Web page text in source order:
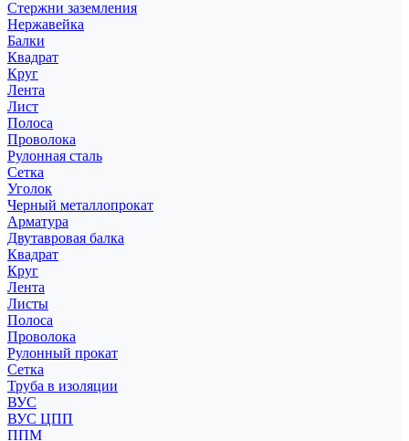
Стержни заземления
Нержавейка
Балки
Квадрат
Круг
Лента
Лист
Полоса
Проволока
Рулонная сталь
Сетка
Уголок
Черный металлопрокат
Арматура
Двутавровая балка
Квадрат
Круг
Лента
Листы
Полоса
Проволока
Рулонный прокат
Сетка
Труба в изоляции
ВУС
ВУС ЦПП
ППМ